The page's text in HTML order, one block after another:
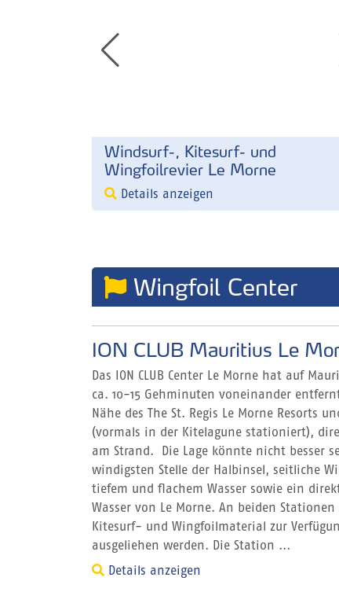
Windsurf-, Kitesurf- und
Wingfoilrevier Le Morne
Details anzeigen
Wingfoil Center
ION CLUB Mauritius Le
Das ION CLUB Center Le Morne hat auf
ca. 10-15 Gehminuten voneinander
Nähe des The St. Regis Le Morne Resorts
(vormals in der Kitelagune stationiert),
am Strand. Die Lage könnte nicht besser
windigsten Stelle der Halbinsel, seitliche
tiefem und flachem Wasser sowie ein
Wasser von Le Morne. An beiden
Kitesurf- und Wingfoilmaterial zur
ausgeliehen werden. Die Station ...
Details anzeigen